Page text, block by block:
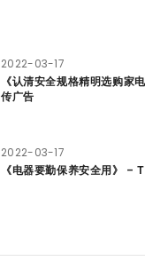
2022-03-17
《认清安全规格精明选购家
传广告
2022-03-17
《电器要勤保养安全用》 –